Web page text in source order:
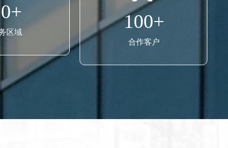
区域 100+
合作客户